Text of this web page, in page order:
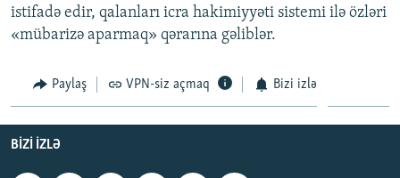
istifadə edir, qalanları icra hakimiyyəti sistemi ilə özləri
«mübarizə aparmaq» qərarına gəliblər.
Paylaş VPN-siz açmaq Bizi izlə
BIZI IZLƏ